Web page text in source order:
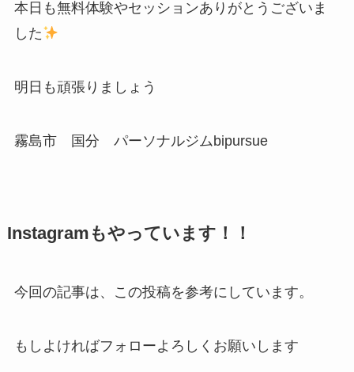
本日も無料体験やセッションありがとうございま
した
明日も頑張りましょう
霧島市 国分 パーソナルジムbipursue
Instagramもやっています！！
今回の記事は、この投稿を参考にしています。
もしよければフォローよろしくお願いします